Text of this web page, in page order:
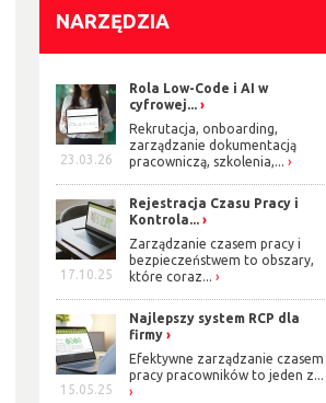
NARZĘDZIA
23.03.26
Rola Low-Code i AI w
cyfrowej...
Rekrutacja, onboarding,
zarządzanie dokumentacją
pracowniczą, szkolenia,...
17.10.25
Rejestracja Czasu Pracy i
Kontrola...
Zarządzanie czasem pracy i
bezpieczeństwem to obszary,
które coraz...
15.05.25
Najlepszy system RCP dla
firmy
Efektywne zarządzanie czasem
pracy pracowników to jeden z...